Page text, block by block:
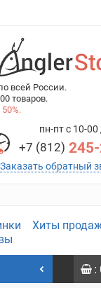
всей России.
товаров.
пн-пт с 10-
+7 (812)
Заказать обратный
Хиты
: